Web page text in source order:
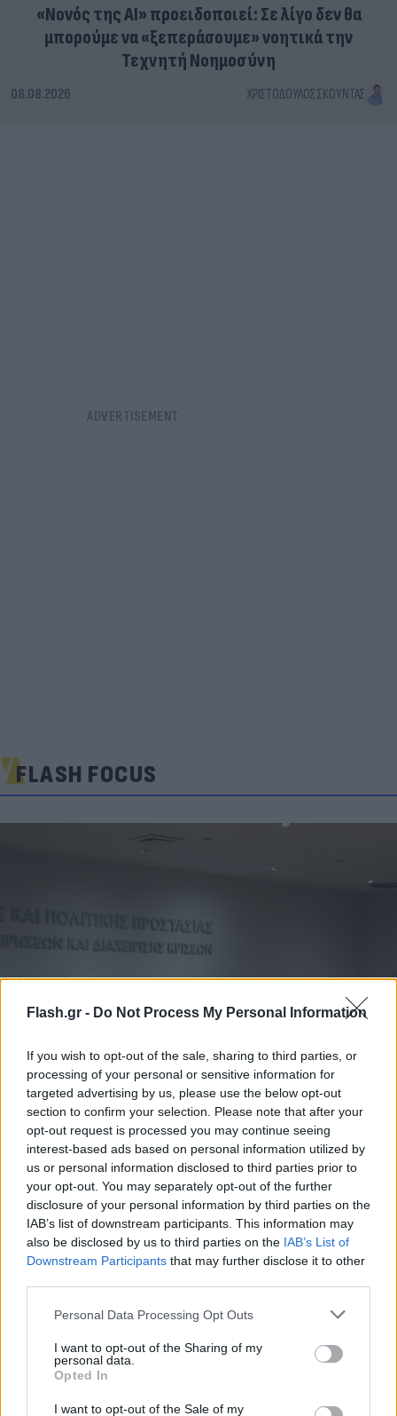
Flash.gr - Do Not Process My Personal Information
If you wish to opt-out of the sale, sharing to third parties, or
processing of your personal or sensitive information for
targeted advertising by us, please use the below opt-out
section to confirm your selection. Please note that after your
opt-out request is processed you may continue seeing
interest-based ads based on personal information utilized by
us or personal information disclosed to third parties prior to
your opt-out. You may separately opt-out of the further
disclosure of your personal information by third parties on the
IAB’s list of downstream participants. This information may
also be disclosed by us to third parties on the IAB’s List of
Downstream Participants that may further disclose it to other
Please note that this website/app uses one or more Google
not limited to your visit or usage behaviour. You may click to
grant or deny consent to Google and its third-party tags to
use your data for below specified purposes in below Google
consent section.
Personal Data Processing Opt Outs
I want to opt-out of the Sharing of my
personal data.
Opted In
I want to opt-out of the Sale of my
«Νονός της AI» προειδοποιεί: Σε λίγο δεν θα
μπορούμε να «ξεπεράσουμε» νοητικά την
Τεχνητή Νοημοσύνη
08.08.2026 ΧΡΙΣΤΌΔΟΥΛΟΣ ΣΚΟΎΝΤΑΣ
FLASH FOCUS
Σε επιφυλακή ο κρατικός μηχανισμός για
νέο κύμα ισχυρών ανέμων - Συνεδρίασε η
Επιτροπή Κινδύνου